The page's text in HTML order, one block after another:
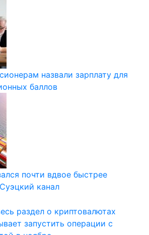
назвали зарплату для
баллов
почти вдвое быстрее
канал
запустить операции с